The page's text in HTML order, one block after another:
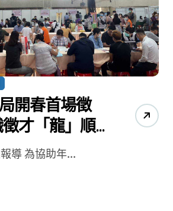
開春首場徵
報導 為協助年...